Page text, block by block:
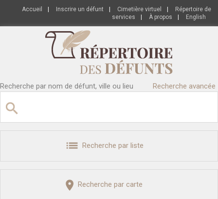
Accueil Inscrire un défunt Cimetière virtuel
Répertoire de
services
À propos English
Recherche par nom de défunt, ville ou lieu Recherche avancée
Recherche par liste
Recherche par carte